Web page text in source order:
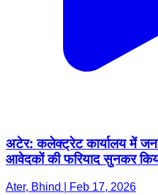
अटेर: कलेक्ट्रेट कार्यालय में
आवेदकों की फरियाद सुनकर
Ater, Bhind | Feb 17, 2026